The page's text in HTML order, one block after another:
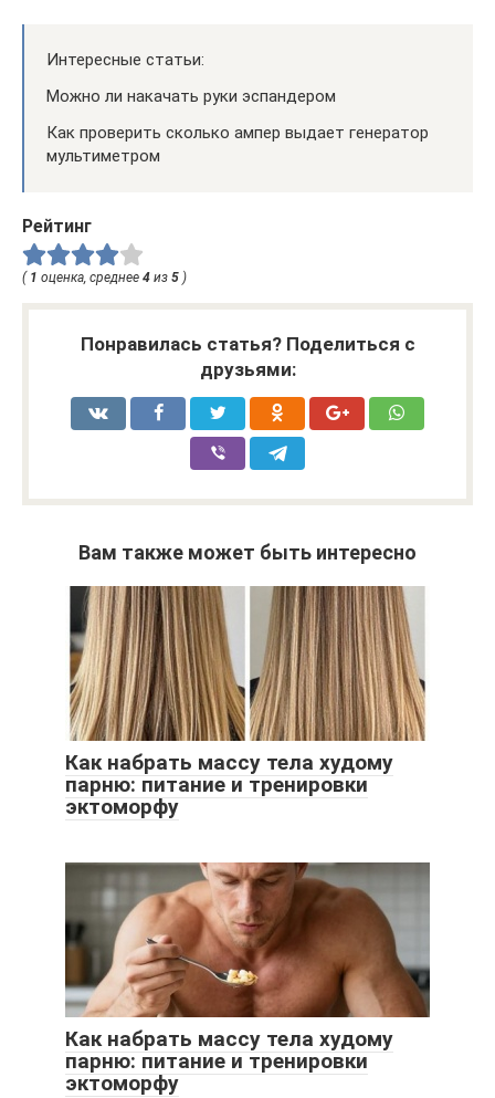
Интересные статьи:
Можно ли накачать руки эспандером
Как проверить сколько ампер выдает генератор
мультиметром
Рейтинг
( 1 оценка, среднее 4 из 5 )
Понравилась статья? Поделиться с
друзьями:
Вам также может быть интересно
Как набрать массу тела худому
парню: питание и тренировки
эктоморфу
Как набрать массу тела худому
парню: питание и тренировки
эктоморфу